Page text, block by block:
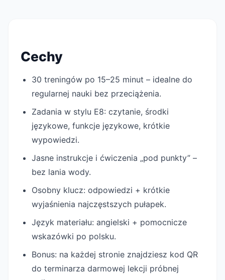
Cechy
30 treningów po 15–25 minut – idealne do
regularnej nauki bez przeciążenia.
Zadania w stylu E8: czytanie, środki
językowe, funkcje językowe, krótkie
wypowiedzi.
Jasne instrukcje i ćwiczenia „pod punkty” –
bez lania wody.
Osobny klucz: odpowiedzi + krótkie
wyjaśnienia najczęstszych pułapek.
Język materiału: angielski + pomocnicze
wskazówki po polsku.
Bonus: na każdej stronie znajdziesz kod QR
do terminarza darmowej lekcji próbnej